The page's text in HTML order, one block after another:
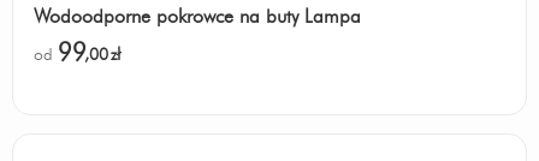
Wodoodporne pokrowce na buty Lampa
od 99,00zł